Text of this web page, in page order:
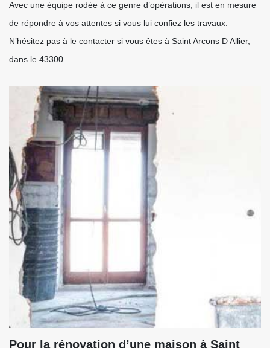
Avec une équipe rodée à ce genre d’opérations, il est en mesure
de répondre à vos attentes si vous lui confiez les travaux.
N’hésitez pas à le contacter si vous êtes à Saint Arcons D Allier,
dans le 43300.
Pour la rénovation d’une maison à Saint